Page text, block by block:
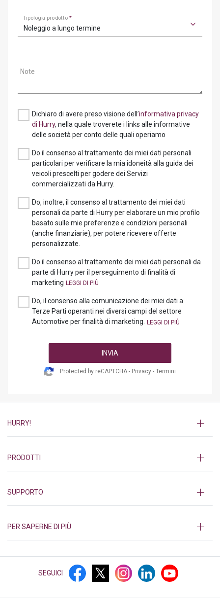
Tipologia prodotto*
Noleggio a lungo termine
Note
Dichiaro di avere preso visione dell’informativa privacy
di Hurry, nella quale troverete i links alle informative
delle società per conto delle quali operiamo
Do il consenso al trattamento dei miei dati personali
particolari per verificare la mia idoneità alla guida dei
veicoli prescelti per godere dei Servizi
commercializzati da Hurry.
Do, inoltre, il consenso al trattamento dei miei dati
personali da parte di Hurry per elaborare un mio profilo
basato sulle mie preferenze e condizioni personali
(anche finanziarie), per potere ricevere offerte
personalizzate.
Do il consenso al trattamento dei miei dati personali da
parte di Hurry per il perseguimento di finalità di
marketing
Do, il consenso alla comunicazione dei miei dati a
Terze Parti operanti nei diversi campi del settore
Automotive per finalità di marketing.
INVIA
Protected by reCAPTCHA - Privacy - Termini
HURRY!
PRODOTTI
SUPPORTO
PER SAPERNE DI PIÙ
SEGUICI